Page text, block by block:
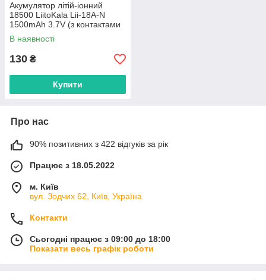
Акумулятор літій-іонний
18500 LiitoKala Lii-18A-N
1500mAh 3.7V (з контактами
під пайку)
В наявності
130 ₴
Купити
Про нас
90% позитивних з 422 відгуків за рік
Працює з 18.05.2022
м. Київ
вул. Зодчих 62, Київ, Україна
Контакти
Сьогодні працює з 09:00 до 18:00
Показати весь графік роботи